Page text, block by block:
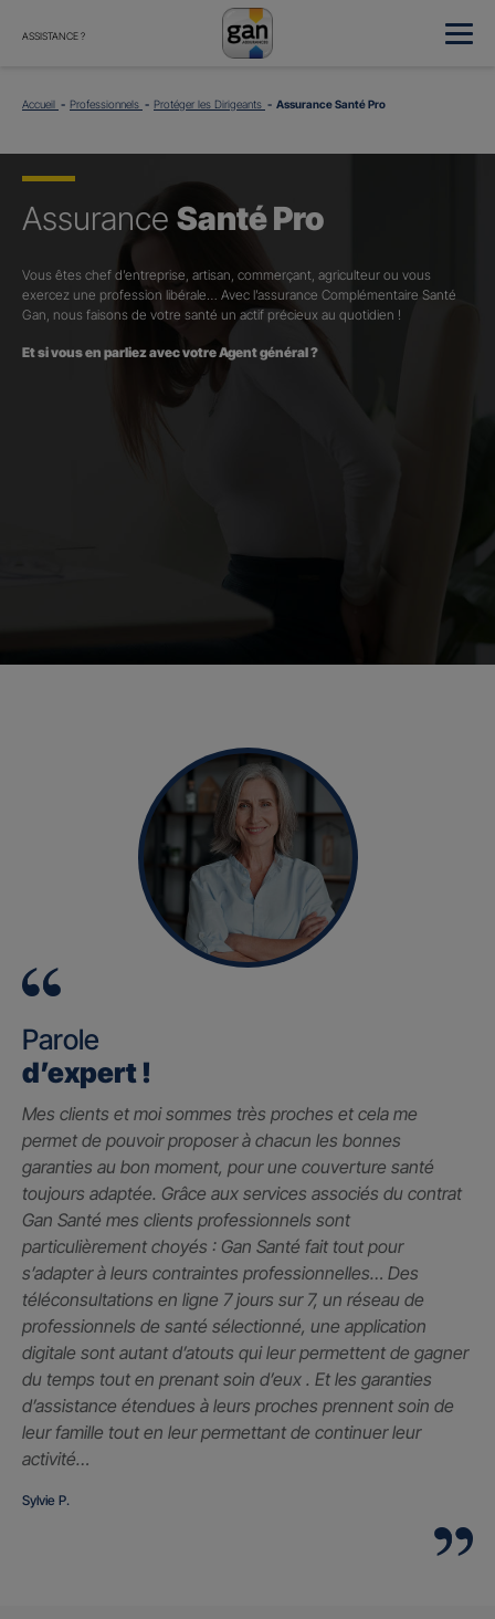
ASSISTANCE ?
Accueil Professionnels Protéger les Dirigeants Assurance Santé Pro
Assurance Santé Pro
Vous êtes chef d’entreprise, artisan, commerçant, agriculteur ou vous
exercez une profession libérale… Avec l’assurance Complémentaire Santé
Gan, nous faisons de votre santé un actif précieux au quotidien !
Et si vous en parliez avec votre Agent général ?
Parole
d’expert !
Mes clients et moi sommes très proches et cela me
permet de pouvoir proposer à chacun les bonnes
garanties au bon moment, pour une couverture santé
toujours adaptée. Grâce aux services associés du contrat
Gan Santé mes clients professionnels sont
particulièrement choyés : Gan Santé fait tout pour
s’adapter à leurs contraintes professionnelles… Des
téléconsultations en ligne 7 jours sur 7, un réseau de
professionnels de santé sélectionné, une application
digitale sont autant d’atouts qui leur permettent de gagner
du temps tout en prenant soin d’eux . Et les garanties
d’assistance étendues à leurs proches prennent soin de
leur famille tout en leur permettant de continuer leur
activité…
Sylvie P.